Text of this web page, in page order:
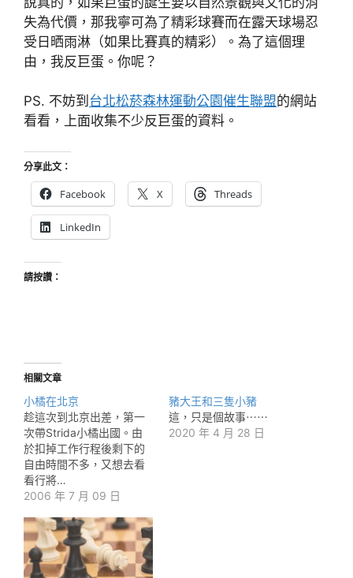
失為代價，那我寧可為了精彩球賽而在露天球場忍
受日晒雨淋（如果比賽真的精彩）。為了這個理
由，我反巨蛋。你呢？
PS. 不妨到 台北松菸森林運動公園催生聯盟的網站
看看，上面收集不少反巨蛋的資料。
分享此文：
Facebook X Threads
LinkedIn
請按讚：
相關文章
小橘在北京
趁這次到北京出差，第一
次帶Strida小橘出國。由
於扣掉工作行程後剩下的
自由時間不多，又想去看
看行將…
2006 年 7 月 09 日
豬大王和三隻小豬
這，只是個故事⋯⋯
2020 年 4 月 28 日